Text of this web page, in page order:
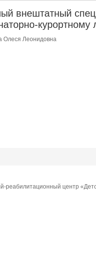
внештатный
курортному
Олеся Леонидовна
реабилитационный центр